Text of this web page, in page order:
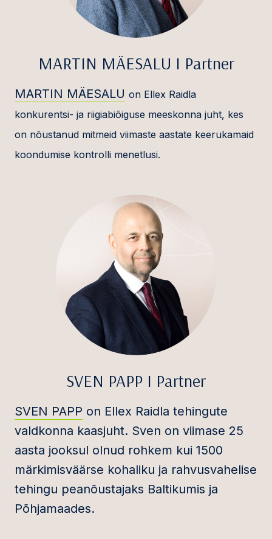
MARTIN MÄESALU I Partner
MARTIN MÄESALU on Ellex Raidla
konkurentsi- ja riigiabiõiguse meeskonna juht, kes
on nõustanud mitmeid viimaste aastate keerukamaid
koondumise kontrolli menetlusi.
SVEN PAPP I Partner
SVEN PAPP on Ellex Raidla tehingute
valdkonna kaasjuht. Sven on viimase 25
aasta jooksul olnud rohkem kui 1500
märkimisväärse kohaliku ja rahvusvahelise
tehingu peanõustajaks Baltikumis ja
Põhjamaades.